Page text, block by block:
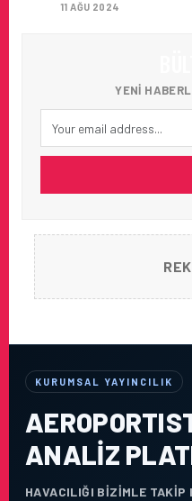
11 AĞU 2024
YENI
KURUMSAL YAYINCILIK
ANALIZ
HAVACILIĞI BIZIMLE TAKIP